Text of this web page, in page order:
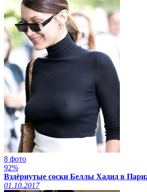
8 фото
92%
Вздёрнутые соски Беллы Хадид в
01.10.2017